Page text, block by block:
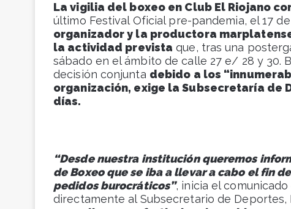
La vigilia del boxeo en Club El Riojano
último Festival Oficial pre-pandemia, el 17
organizador y la productora
la actividad prevista que, tras una
sábado en el ámbito de calle 27 e/ 28 y 30.
decisión conjunta debido a los
organización, exige la Subsecretaría de
días.
“Desde nuestra institución queremos
de Boxeo que se iba a llevar a cabo el fin
pedidos burocráticos”, inicia el
directamente al Subsecretario de Deportes,